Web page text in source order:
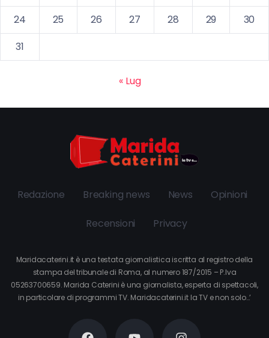
24
25 26 27 28 29
30
31
« Lug
Redazione Breaking news News Opinioni
Recensioni Privacy
Maridacaterini.it è una testata giornalistica iscritta al registro della
stampa del tribunale di Roma, al numero 187/2015 – P.Iva
05263700659. Marida Caterini è una giornalista, esperta di spettacoli,
in particolare di programmi TV. Maridacaterini.it la TV e non solo…’